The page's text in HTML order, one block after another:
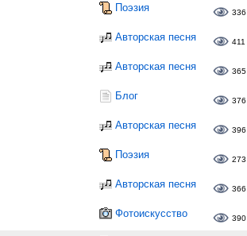
Поэзия 336
Авторская песня 411
Авторская песня 365
Блог 376
Авторская песня 396
Поэзия 273
Авторская песня 366
Фотоискусство 390